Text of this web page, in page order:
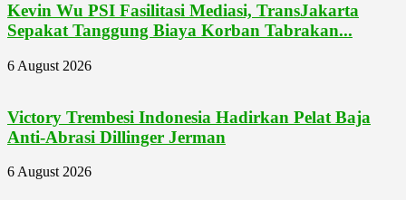
Kevin Wu PSI Fasilitasi Mediasi, TransJakarta
Sepakat Tanggung Biaya Korban Tabrakan...
6 August 2026
Victory Trembesi Indonesia Hadirkan Pelat Baja
Anti-Abrasi Dillinger Jerman
6 August 2026